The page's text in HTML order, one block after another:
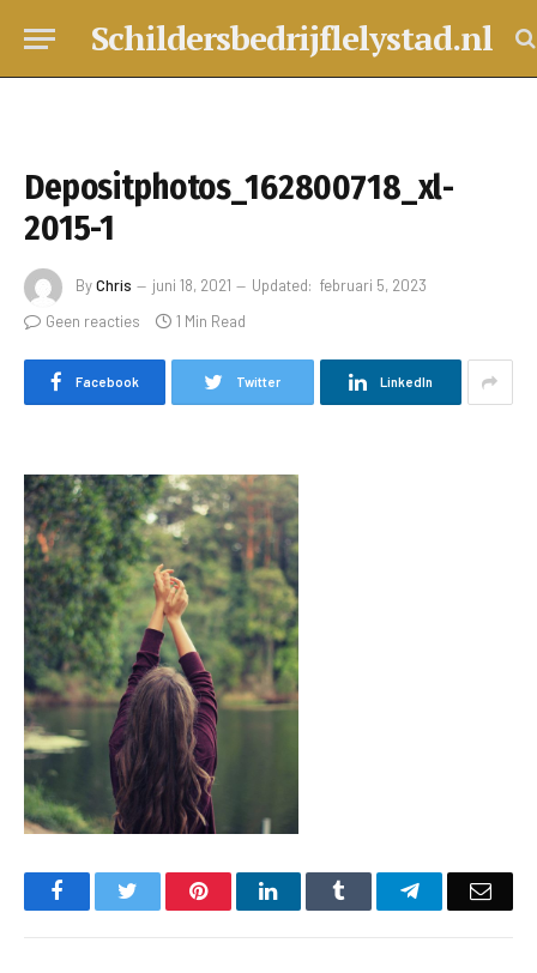
Schildersbedrijflelystad.nl
Depositphotos_162800718_xl-
2015-1
ByChris juni 18, 2021 Updated: februari 5, 2023
Geen reacties
1 Min Read
Facebook Twitter LinkedIn
FacebookTwitter PinterestLinkedIn Tumblr Telegram